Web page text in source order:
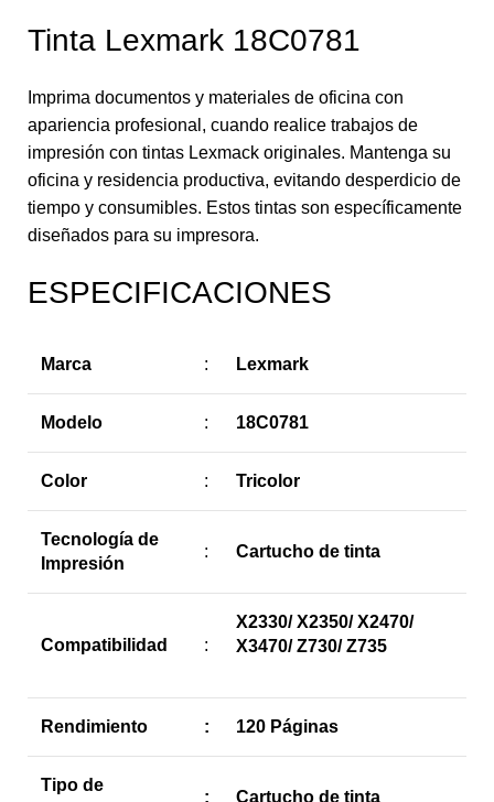
Tinta Lexmark 18C0781
Imprima documentos y materiales de oficina con
apariencia profesional, cuando realice trabajos de
impresión con tintas Lexmack originales. Mantenga su
oficina y residencia productiva, evitando desperdicio de
tiempo y consumibles. Estos tintas son específicamente
diseñados para su impresora.
ESPECIFICACIONES
Marca : Lexmark
Modelo : 18C0781
Color : Tricolor
Tecnología de
Impresión
: Cartucho de tinta
Compatibilidad :
X2330/ X2350/ X2470/
X3470/ Z730/ Z735
Rendimiento : 120 Páginas
Tipo de
: Cartucho de tinta